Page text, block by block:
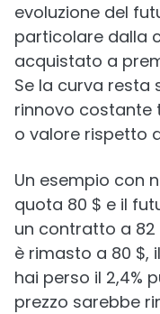
evoluzione del
particolare dalla
acquistato a
Se la curva resta
rinnovo costante
o valore rispetto
Un esempio con
quota 80 $ e il
un contratto a 82
è rimasto a 80 $,
hai perso il 2,4%
prezzo sarebbe